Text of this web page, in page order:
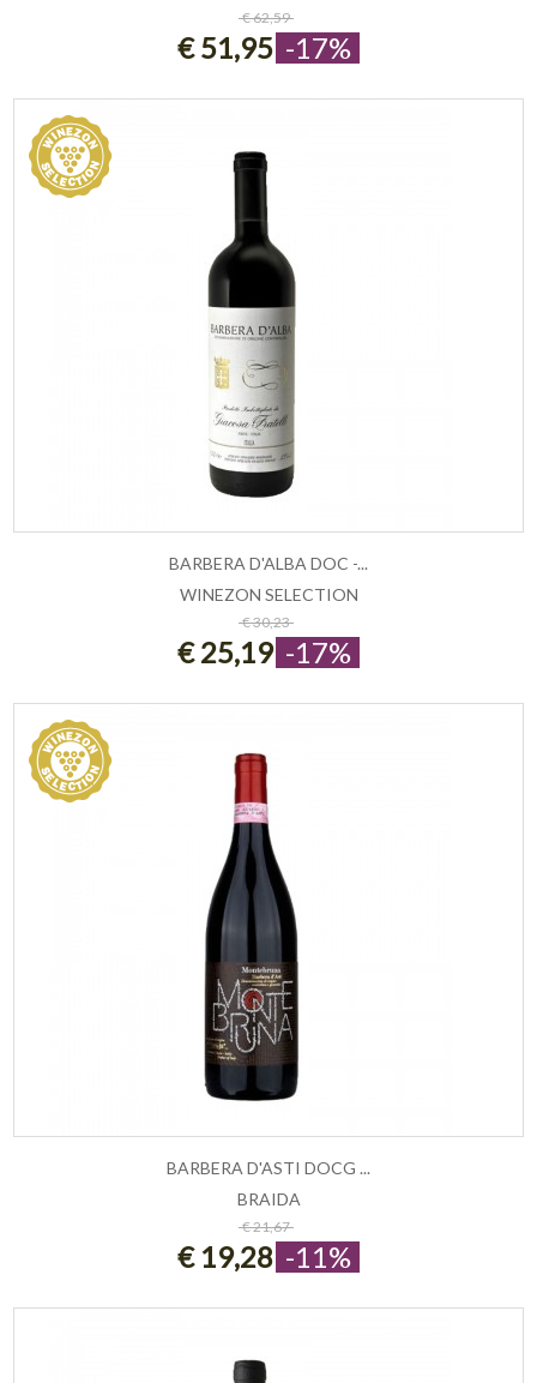
€ 62,59
€ 51,95 -17%
ESAURITO
BARBERA D'ALBA DOC -...
WINEZON SELECTION
€ 30,23
€ 25,19 -17%
ESAURITO
BARBERA D'ASTI DOCG ...
BRAIDA
€ 21,67
€ 19,28 -11%